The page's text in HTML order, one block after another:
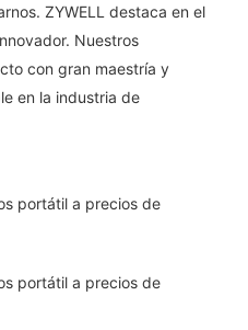
ZYWELL destaca en el
Nuestros
con gran maestría y
en la industria de